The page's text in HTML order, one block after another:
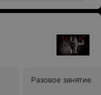
Разовое занятие